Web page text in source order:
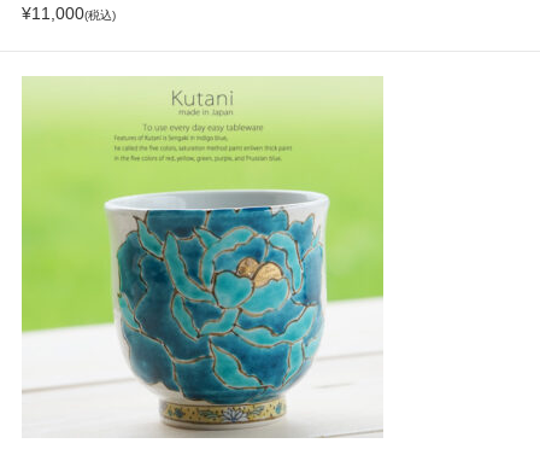
¥11,000(税込)